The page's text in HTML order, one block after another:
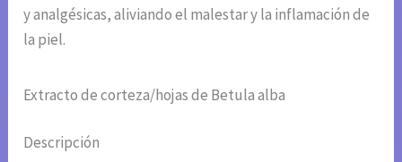
y analgésicas, aliviando el malestar y la inflamación de
la piel.
Extracto de corteza/hojas de Betula alba
Descripción